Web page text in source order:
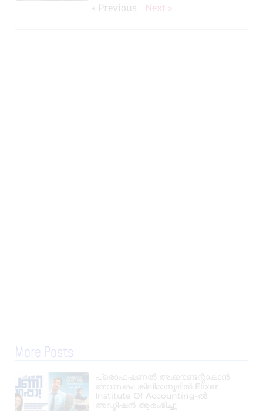
« Previous Next »
More Posts
പ്രൊഫഷണൽ അക്കൗണ്ടന്റാകാൻ
അവസരം; കിലിമാനൂരിൽ Elixer
Institute Of Accounting-ൽ
അഡ്മിഷൻ ആരംഭിച്ചു